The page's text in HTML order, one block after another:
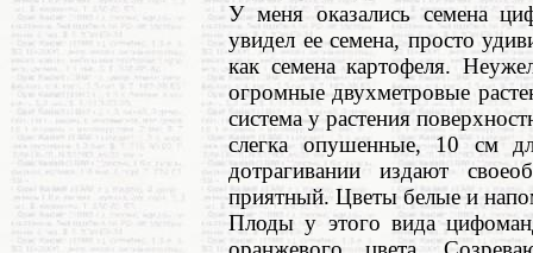
У меня оказались семена
увидел ее семена, просто
как семена картофеля.
огромные двухметровые
система у растения
слегка опушенные, 10 см
дотрагивании издают
приятный. Цветы белые и
Плоды у этого вида